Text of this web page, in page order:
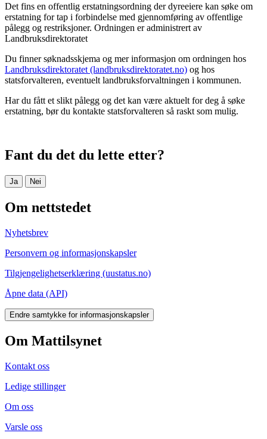
Det fins en offentlig erstatningsordning der dyreeiere kan søke om
erstatning for tap i forbindelse med gjennomføring av offentlige
pålegg og restriksjoner. Ordningen er administrert av
Landbruksdirektoratet
Du finner søknadsskjema og mer informasjon om ordningen hos
Landbruksdirektoratet (landbruksdirektoratet.no) og hos
statsforvalteren, eventuelt landbruksforvaltningen i kommunen.
Har du fått et slikt pålegg og det kan være aktuelt for deg å søke
erstatning, bør du kontakte statsforvalteren så raskt som mulig.
Fant du det du lette etter?
Ja Nei
Om nettstedet
Nyhetsbrev
Personvern og informasjonskapsler
Tilgjengelighetserklæring (uustatus.no)
Åpne data (API)
Endre samtykke for informasjonskapsler
Om Mattilsynet
Kontakt oss
Ledige stillinger
Om oss
Varsle oss